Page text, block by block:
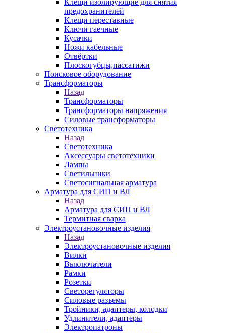
Клещи изолирующие для снятия
предохранителей
Клещи переставные
Ключи гаечные
Кусачки
Ножи кабельные
Отвёртки
Плоскогубцы,пассатижи
Поисковое оборудование
Трансформаторы
Назад
Трансформаторы
Трансформаторы напряжения
Силовые трансформаторы
Светотехника
Назад
Светотехника
Аксессуары светотехники
Лампы
Светильники
Светосигнальная арматура
Арматура для СИП и ВЛ
Назад
Арматура для СИП и ВЛ
Термитная сварка
Электроустановочные изделия
Назад
Электроустановочные изделия
Вилки
Выключатели
Рамки
Розетки
Светорегуляторы
Силовые разъемы
Тройники, адаптеры, колодки
Удлинители, адаптеры
Электропатроны